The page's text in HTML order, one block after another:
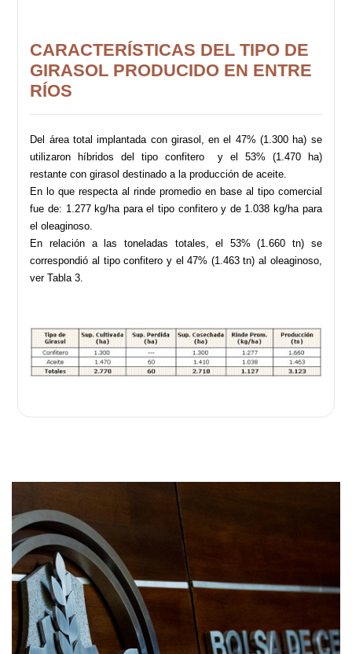
CARACTERÍSTICAS DEL TIPO DE
GIRASOL PRODUCIDO EN ENTRE
RÍOS
Del área total implantada con girasol, en el 47% (1.300 ha) se
utilizaron híbridos del tipo confitero y el 53% (1.470 ha)
restante con girasol destinado a la producción de aceite.
En lo que respecta al rinde promedio en base al tipo comercial
fue de: 1.277 kg/ha para el tipo confitero y de 1.038 kg/ha para
el oleaginoso.
En relación a las toneladas totales, el 53% (1.660 tn) se
correspondió al tipo confitero y el 47% (1.463 tn) al oleaginoso,
ver Tabla 3.